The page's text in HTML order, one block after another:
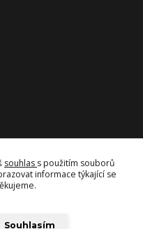
souhlas s použitím souborů
informace týkající se
Souhlasím